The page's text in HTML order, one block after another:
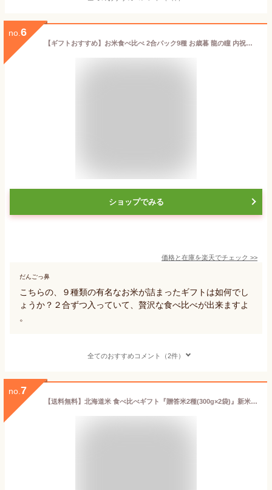
no. 6
【ギフトおすすめ】お米食べ比べ 2合パック9種 お歳暮 龍の瞳 内祝い お中元 入学内祝 快気祝 香典返し 魚沼 つや姫 ゆめぴりか さがびより 森のくまさん 新之助 ミルキークイーン 米問屋蔵之助 詰め合わせ 出産内祝い 快気祝い お返し 結婚内祝い 香典返し 新築祝い
ショップでみる
価格と在庫を楽天でチェック >>
だんごっ鼻
こちらの、９種類の有名なお米が詰まったギフトは如何でし
ょうか？２合ずつ入っていて、贅沢な食べ比べが出来ますよ
。
全てのおすすめコメント（2件）
no. 7
【送料無料】北海道米 食べ比べギフト『贈答米2種(300g×2袋)』新米 令和7年産 お米 北海道ギフト 出産祝い 出産内祝い 内祝い お返し 送料無料 結婚内祝い 入学内祝い お年賀 ゆめぴりか ななつぼし 引き出物 新築内祝い 快気祝い 引越し